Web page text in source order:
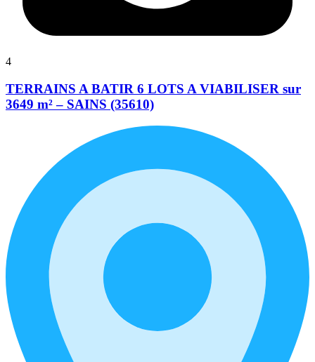
4
TERRAINS A BATIR 6 LOTS A VIABILISER sur
3649 m² – SAINS (35610)